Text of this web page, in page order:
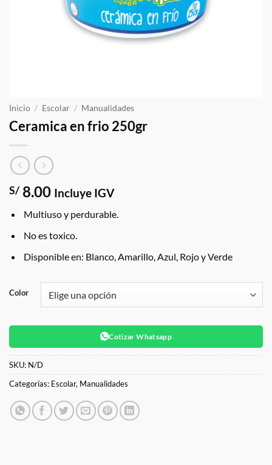
Inicio / Escolar / Manualidades
Ceramica en frio 250gr
S/ 8.00 Incluye IGV
Multiuso y perdurable.
No es toxico.
Disponible en: Blanco, Amarillo, Azul, Rojo y Verde
Color
Cotizar Whatsapp
SKU: N/D
Categorías: Escolar, Manualidades